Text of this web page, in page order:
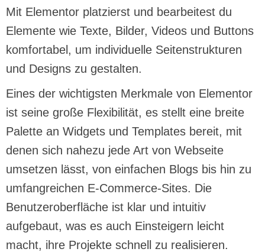
Mit Elementor platzierst und bearbeitest du
Elemente wie Texte, Bilder, Videos und Buttons
komfortabel, um individuelle Seitenstrukturen
und Designs zu gestalten.
Eines der wichtigsten Merkmale von Elementor
ist seine große Flexibilität, es stellt eine breite
Palette an Widgets und Templates bereit, mit
denen sich nahezu jede Art von Webseite
umsetzen lässt, von einfachen Blogs bis hin zu
umfangreichen E-Commerce-Sites. Die
Benutzeroberfläche ist klar und intuitiv
aufgebaut, was es auch Einsteigern leicht
macht, ihre Projekte schnell zu realisieren.